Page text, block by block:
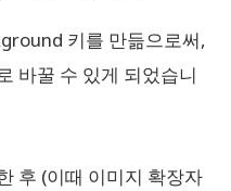
키를 만듦으로써,
바꿀 수 있게 되었습니
후 (이때 이미지 확장자